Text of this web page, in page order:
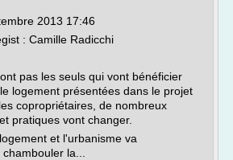
2013 17:46
: Camille Radicchi
pas les seuls qui vont bénéficier
logement présentées dans le projet
copropriétaires, de nombreux
pratiques vont changer.
et l'urbanisme va
la...